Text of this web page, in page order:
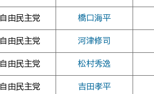
自由民主党 橋口海平
自由民主党 河津修司
自由民主党 松村秀逸
自由民主党 吉田孝平